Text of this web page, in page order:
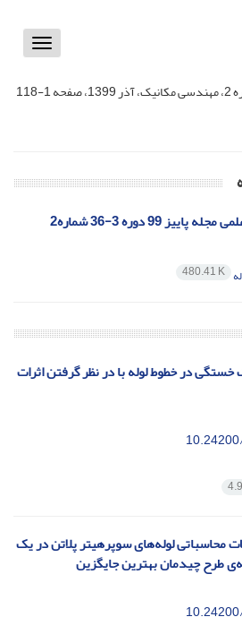
Toggle
99 دوره 3-36 شماره2
480.41 K
در خطوط لوله با در نظر گرفتن اثرات
محاسباتی لوله‌های سوپرهیتر پلاتن در یک